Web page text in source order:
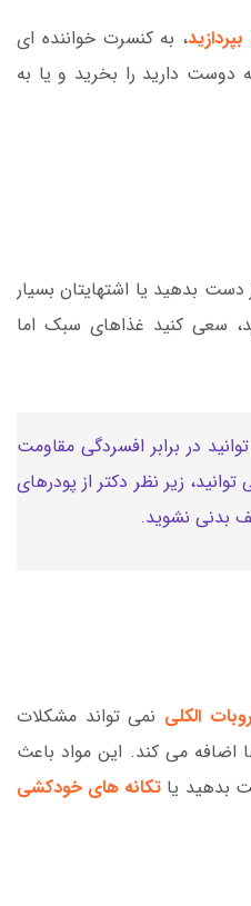
، به کنسرت خواننده ای
دوست دارید را بخرید و یا به
بدهید یا اشتهایتان بسیار
سعی کنید غذاهای سبک اما
در برابر افسردگی مقاومت
توانید، زیر نظر دکتر از پودرهای
بدنی نشوید.
الکلی نمی تواند مشکلات
اضافه می کند. این مواد باعث
بدهید یا تکانه های خودکشی